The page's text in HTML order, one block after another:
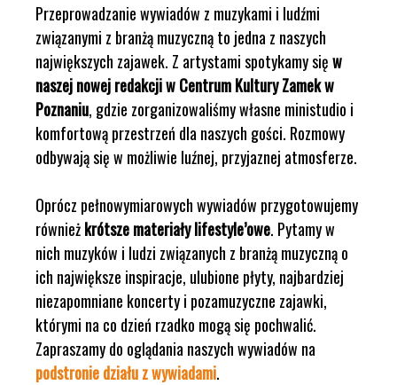
Przeprowadzanie wywiadów z muzykami i ludźmi
związanymi z branżą muzyczną to jedna z naszych
największych zajawek. Z artystami spotykamy sięw
naszej nowej redakcji w Centrum Kultury Zamek w
Poznaniu, gdzie zorganizowaliśmy własne ministudio i
komfortową przestrzeń dla naszych gości. Rozmowy
odbywają się w możliwie luźnej, przyjaznej atmosferze.
Oprócz pełnowymiarowych wywiadów przygotowujemy
równieżkrótsze materiały lifestyle’owe. Pytamy w
nich muzyków i ludzi związanych z branżą muzyczną o
ich największe inspiracje, ulubione płyty, najbardziej
niezapomniane koncerty i pozamuzyczne zajawki,
którymi na co dzień rzadko mogą się pochwalić.
Zapraszamy do oglądania naszych wywiadów na
podstronie działu z wywiadami.